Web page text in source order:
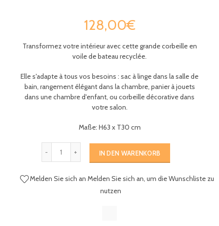
128,00€
Transformez votre intérieur avec cette grande corbeille en
voile de bateau recyclée.
Elle s'adapte à tous vos besoins : sac à linge dans la salle de
bain, rangement élégant dans la chambre, panier à jouets
dans une chambre d'enfant, ou corbeille décorative dans
votre salon.
Maße: H63 x T30 cm
IN DEN WARENKORB
Melden Sie sich an Melden Sie sich an, um die Wunschliste zu
nutzen